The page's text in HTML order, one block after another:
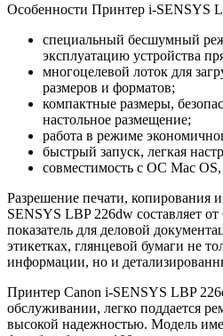
Особенности Принтер i-SENSYS
специальный бесшумный
эксплуатацию устройства
многоцелевой лоток для
размеров и форматов;
компактные размеры,
настольное размещение;
работа в режиме
быстрый запуск, легкая
совместимость с ОС Mac
Разрешение печати, копирования
SENSYS LBP 226dw составляет
показатель для деловой
этикетках, глянцевой бумаги не
информации, но и
Принтер Canon i-SENSYS LBP
обслуживании, легко поддается
высокой надежностью. Модель